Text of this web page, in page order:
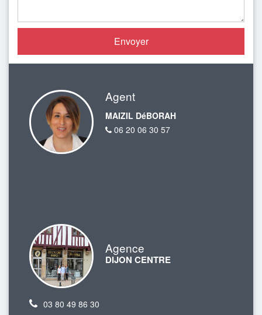
Agent
MAIZIL DéBORAH
06 20 06 30 57
Agence
DIJON CENTRE
03 80 49 86 30